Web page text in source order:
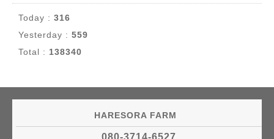
Today : 316
Yesterday : 559
Total : 138340
HARESORA FARM
080-3714-6527